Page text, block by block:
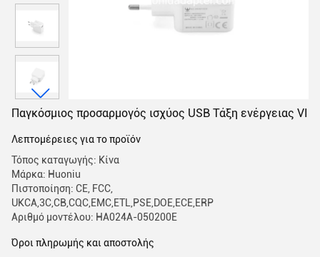
Παγκόσμιος προσαρμογός ισχύος USB Τάξη ενέργειας VI
Λεπτομέρειες για το προϊόν
Τόπος καταγωγής: Κίνα
Μάρκα: Huoniu
Πιστοποίηση: CE, FCC,
UKCA,3C,CB,CQC,EMC,ETL,PSE,DOE,ECE,ERP
Αριθμό μοντέλου: HA024A-050200E
Όροι πληρωμής και αποστολής